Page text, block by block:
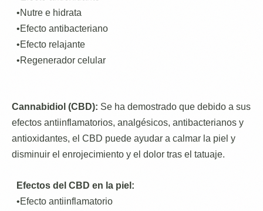
•Nutre e hidrata
•Efecto antibacteriano
•Efecto relajante
•Regenerador celular
Cannabidiol (CBD): Se ha demostrado que debido a sus
efectos antiinflamatorios, analgésicos, antibacterianos y
antioxidantes, el CBD puede ayudar a calmar la piel y
disminuir el enrojecimiento y el dolor tras el tatuaje.
Efectos del CBD en la piel:
•Efecto antiinflamatorio